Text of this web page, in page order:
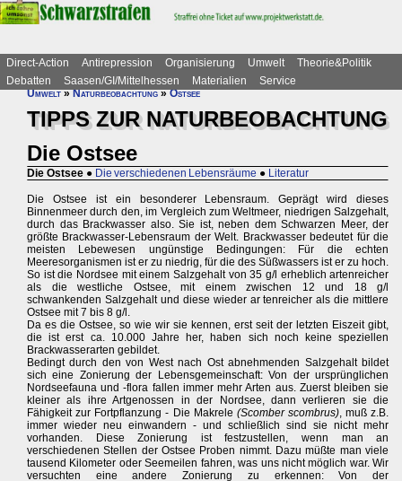
Direct-Action Antirepression Organisierung Umwelt
Theorie&Politik
Debatten
Saasen/GI/Mittelhessen Materialien
Service
Umwelt»Naturbeobachtung»Ostsee
TIPPS ZUR NATURBEOBACHTUNG
Die Ostsee
Die Ostsee ● Die verschiedenen Lebensräume ● Literatur
Die Ostsee ist ein besonderer Lebensraum. Geprägt wird dieses
Binnenmeer durch den, im Vergleich zum Weltmeer, niedrigen Salzgehalt,
durch das Brackwasser also. Sie ist, neben dem Schwarzen Meer, der
größte Brackwasser-Lebensraum der Welt. Brackwasser bedeutet für die
meisten Lebewesen ungünstige Bedingungen: Für die echten
Meeresorganismen ist er zu niedrig, für die des Süßwassers ist er zu hoch.
So ist die Nordsee mit einem Salzgehalt von 35 g/l erheblich artenreicher
als die westliche Ostsee, mit einem zwischen 12 und 18 g/l
schwankenden Salzgehalt und diese wieder ar tenreicher als die mittlere
Ostsee mit 7 bis 8 g/l.
Da es die Ostsee, so wie wir sie kennen, erst seit der letzten Eiszeit gibt,
die ist erst ca. 10.000 Jahre her, haben sich noch keine speziellen
Brackwasserarten gebildet.
Bedingt durch den von West nach Ost abnehmenden Salzgehalt bildet
sich eine Zonierung der Lebensgemeinschaft: Von der ursprünglichen
Nordseefauna und -flora fallen immer mehr Arten aus. Zuerst bleiben sie
kleiner als ihre Artgenossen in der Nordsee, dann verlieren sie die
Fähigkeit zur Fortpflanzung - Die Makrele (Scomber scombrus), muß z.B.
immer wieder neu einwandern - und schließlich sind sie nicht mehr
vorhanden. Diese Zonierung ist festzustellen, wenn man an
verschiedenen Stellen der Ostsee Proben nimmt. Dazu müßte man viele
tausend Kilometer oder Seemeilen fahren, was uns nicht möglich war. Wir
versuchten eine andere Zonierung zu erkennen: Von der